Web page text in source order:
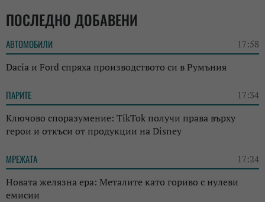
ПОСЛЕДНО ДОБАВЕНИ
АВТОМОБИЛИ 17:58
Dacia и Ford спряха производството си в Румъния
ПАРИТЕ 17:34
Ключово споразумение: TikTok получи права върху
герои и откъси от продукции на Disney
МРЕЖАТА 17:24
Новата желязна ера: Металите като гориво с нулеви
емисии